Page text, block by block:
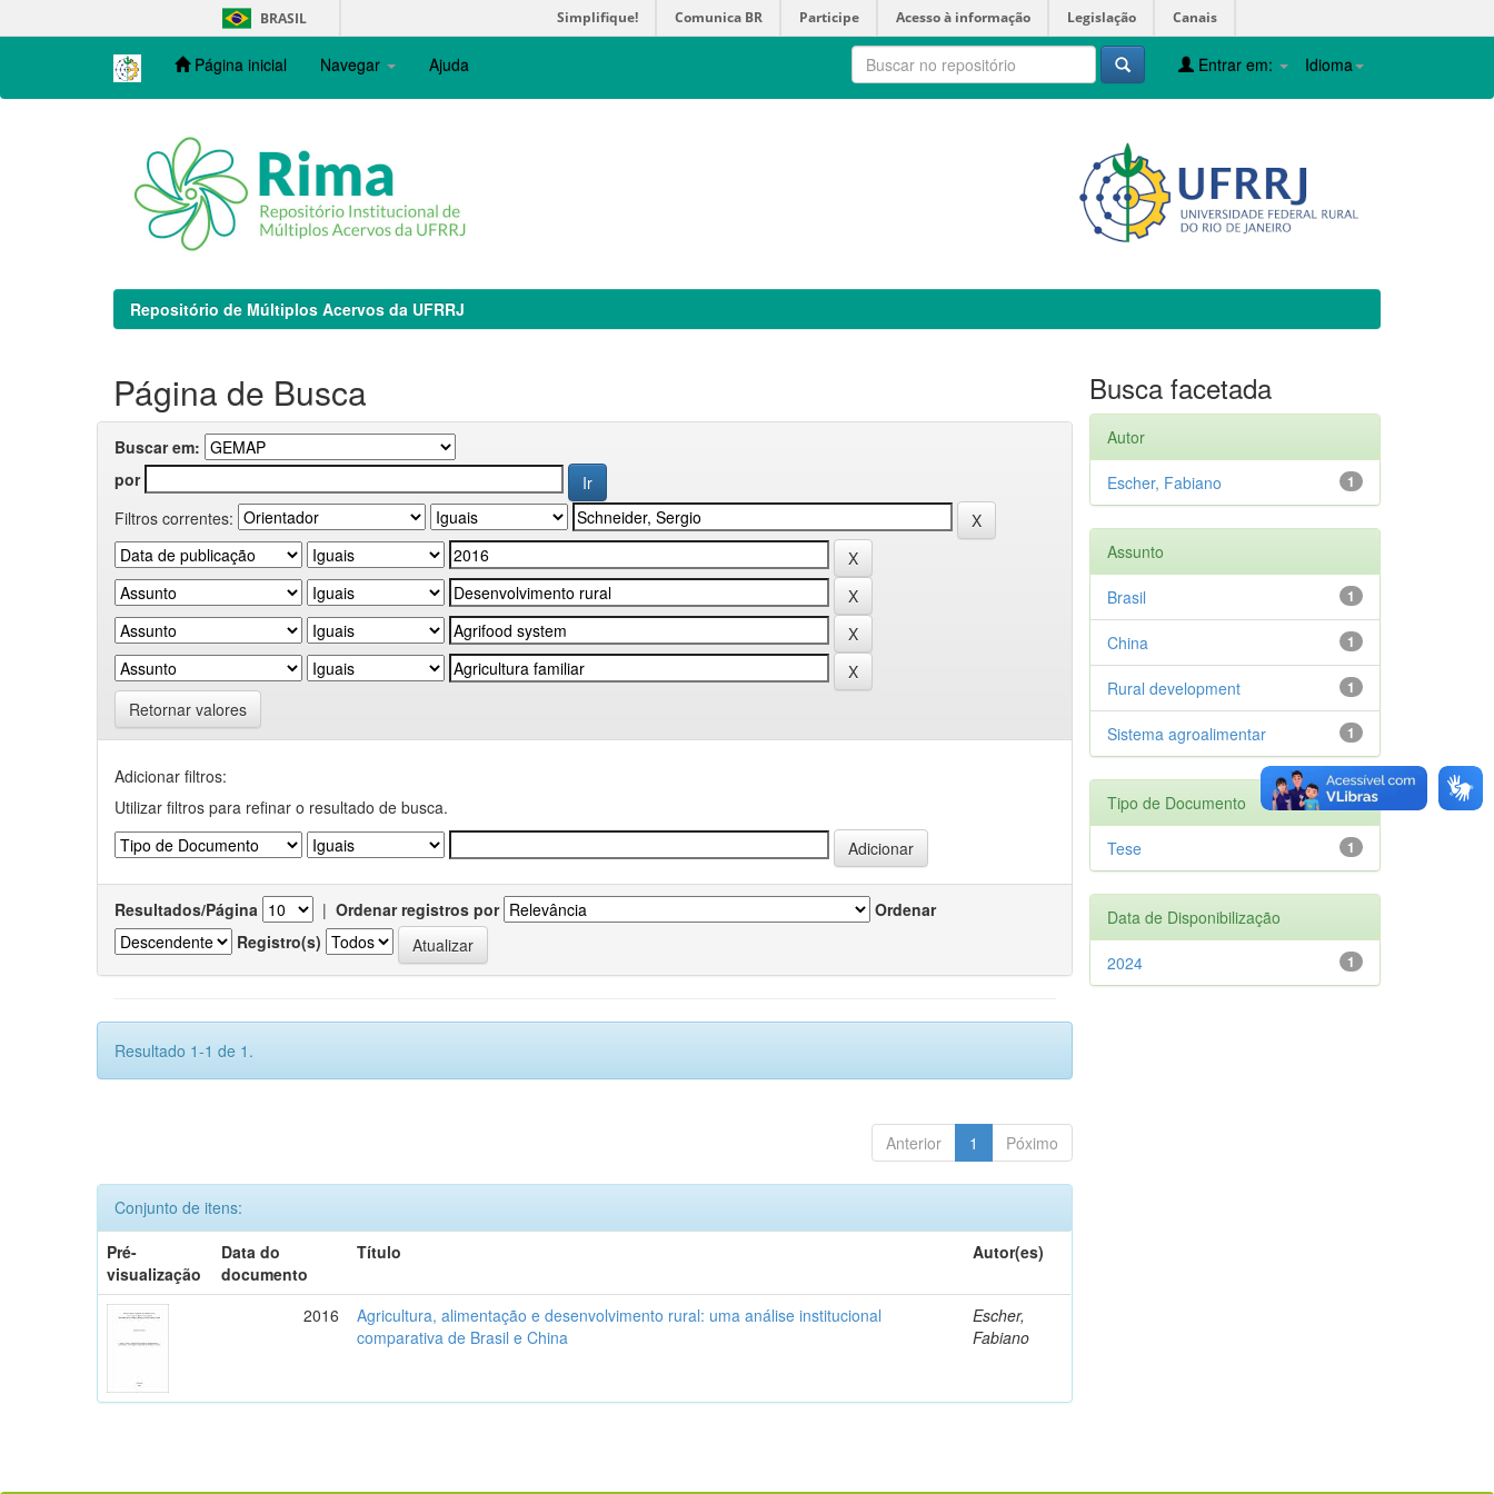
navigation
BRASIL Simplifique! Comunica BR Participe Acesso à informação Legislação Canais
Página inicial Navegar Ajuda Idioma
Entrar em:
Repositório de Múltiplos Acervos da UFRRJ
Página de Busca
Buscar em:
por
Filtros correntes:
Retornar valores
Adicionar filtros:
Utilizar filtros para refinar o resultado de busca.
Resultados/Página | Ordenar registros por
Ordenar
Registro(s)
Resultado 1-1 de 1.
Anterior 1 Póximo
Conjunto de itens:
Pré-
visualização
Data do
documento
Título Autor(es)
2016
Agricultura, alimentação e desenvolvimento rural: uma análise institucional
comparativa de Brasil e China
Escher,
Fabiano
Busca facetada
Autor
1
Escher, Fabiano
Assunto
1
Brasil
1
China
1
Rural development
1
Sistema agroalimentar
Tipo de Documento
1
Tese
Data de Disponibilização
1
2024